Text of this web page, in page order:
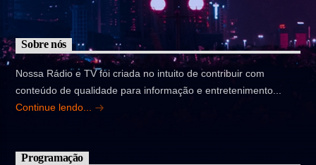
Sobre nós
Nossa Rádio e TV foi criada no intuito de contribuir com
conteúdo de qualidade para informação e entretenimento...
Continue lendo...
Programação